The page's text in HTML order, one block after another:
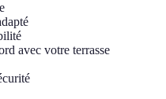
avec votre terrasse